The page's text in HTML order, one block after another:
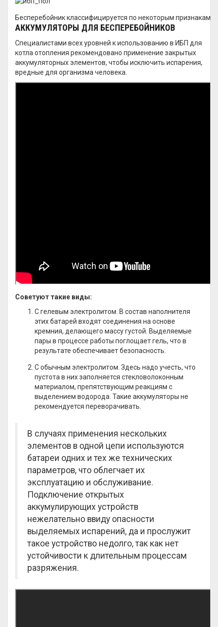
Бесперебойник классифицируется по некоторым признакам
АККУМУЛЯТОРЫ ДЛЯ БЕСПЕРЕБОЙНИКОВ
Специалистами всех уровней к использованию в ИБП для
котла отопления рекомендовано применение закрытых
аккумуляторных элементов, чтобы исключить испарения,
вредные для организма человека.
Советуют такие виды:
С гелевым электролитом. В состав наполнителя
этих батарей входят соединения на основе
кремния, делающего массу густой. Выделяемые
пары в процессе работы поглощает гель, что в
результате обеспечивает безопасность.
С обычным электролитом. Здесь надо учесть, что
пустота в них заполняется стекловолоконным
материалом, препятствующим реакциям с
выделением водорода. Такие аккумуляторы не
рекомендуется переворачивать.
В случаях применения нескольких
элементов в одной цепи используются
батареи одних и тех же технических
параметров, что облегчает их
эксплуатацию и обслуживание.
Подключение открытых
аккумулирующих устройств
нежелательно ввиду опасности
выделяемых испарений, да и прослужит
такое устройство недолго, так как нет
устойчивости к длительным процессам
разряжения.